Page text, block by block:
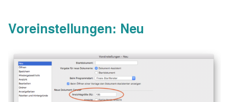
Voreinstellungen: Neu